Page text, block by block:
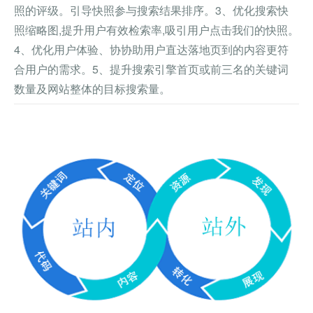
照的评级。引导快照参与搜索结果排序。3、优化搜索快
照缩略图,提升用户有效检索率,吸引用户点击我们的快照。
4、优化用户体验、协协助用户直达落地页到的内容更符
合用户的需求。5、提升搜索引擎首页或前三名的关键词
数量及网站整体的目标搜索量。